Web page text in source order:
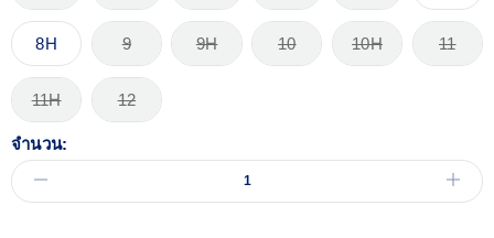
8H 9 9H 10 10H 11
11H 12
จำนวน: